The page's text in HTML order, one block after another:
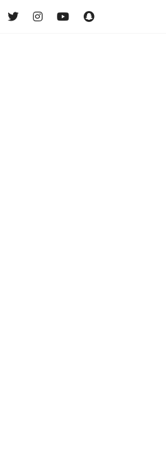
FacebookTwitterInstagramYouTube